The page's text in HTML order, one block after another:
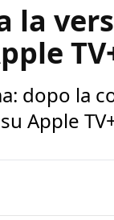
la
dopo la
Apple